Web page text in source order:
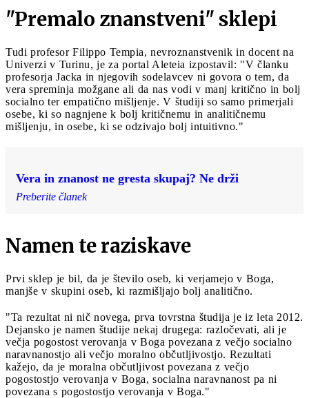
"Premalo znanstveni" sklepi
Tudi profesor Filippo Tempia, nevroznanstvenik in docent na
Univerzi v Turinu, je za portal Aleteia izpostavil: "V članku
profesorja Jacka in njegovih sodelavcev ni govora o tem, da
vera spreminja možgane ali da nas vodi v manj kritično in bolj
socialno ter empatično mišljenje. V študiji so samo primerjali
osebe, ki so nagnjene k bolj kritičnemu in analitičnemu
mišljenju, in osebe, ki se odzivajo bolj intuitivno."
Vera in znanost ne gresta skupaj? Ne drži
Preberite članek
Namen te raziskave
Prvi sklep je bil, da je število oseb, ki verjamejo v Boga,
manjše v skupini oseb, ki razmišljajo bolj analitično.
"Ta rezultat ni nič novega, prva tovrstna študija je iz leta 2012.
Dejansko je namen študije nekaj drugega: razločevati, ali je
večja pogostost verovanja v Boga povezana z večjo socialno
naravnanostjo ali večjo moralno občutljivostjo. Rezultati
kažejo, da je moralna občutljivost povezana z večjo
pogostostjo verovanja v Boga, socialna naravnanost pa ni
povezana s pogostostjo verovanja v Boga."